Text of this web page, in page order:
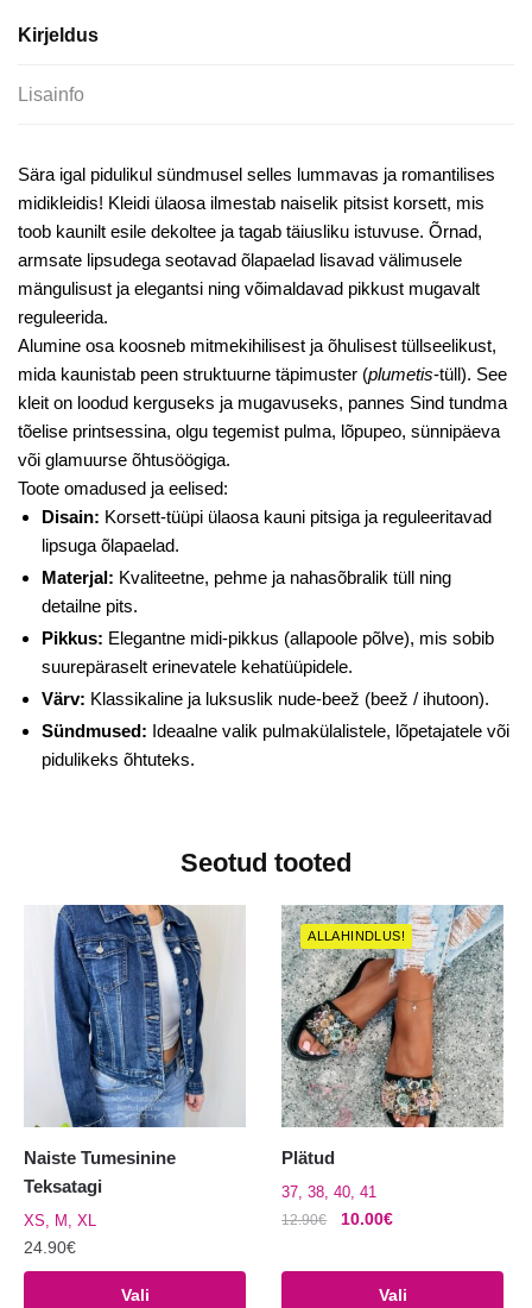
Kirjeldus
Lisainfo
Sära igal pidulikul sündmusel selles lummavas ja romantilises
midikleidis! Kleidi ülaosa ilmestab naiselik pitsist korsett, mis
toob kaunilt esile dekoltee ja tagab täiusliku istuvuse. Õrnad,
armsate lipsudega seotavad õlapaelad lisavad välimusele
mängulisust ja elegantsi ning võimaldavad pikkust mugavalt
reguleerida.
Alumine osa koosneb mitmekihilisest ja õhulisest tüllseelikust,
mida kaunistab peen struktuurne täpimuster (plumetis-tüll). See
kleit on loodud kerguseks ja mugavuseks, pannes Sind tundma
tõelise printsessina, olgu tegemist pulma, lõpupeo, sünnipäeva
või glamuurse õhtusöögiga.
Toote omadused ja eelised:
Disain: Korsett-tüüpi ülaosa kauni pitsiga ja reguleeritavad
lipsuga õlapaelad.
Materjal: Kvaliteetne, pehme ja nahasõbralik tüll ning
detailne pits.
Pikkus: Elegantne midi-pikkus (allapoole põlve), mis sobib
suurepäraselt erinevatele kehatüüpidele.
Värv: Klassikaline ja luksuslik nude-beež (beež / ihutoon).
Sündmused: Ideaalne valik pulmakülalistele, lõpetajatele või
pidulikeks õhtuteks.
Seotud tooted
Naiste Tumesinine
Teksatagi
XS, M, XL
24.90€
Vali
ALLAHINDLUS!
Plätud
37, 38, 40, 41
12.90€
Algne
oli:
12.90€.
10.00€Praegune
on:
10.00€.
Vali